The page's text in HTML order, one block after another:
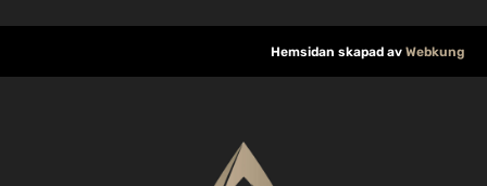
Hemsidan skapad av Webkung